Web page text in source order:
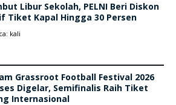
Libur Sekolah, PELNI Beri Diskon
Tiket Kapal Hingga 30 Persen
kali
Grassroot Football Festival 2026
Digelar, Semifinalis Raih Tiket
Internasional